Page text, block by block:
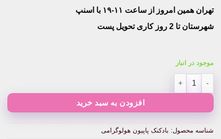
تهران همین امروز از ساعت ۱۱-۱۹ با اسنپ
شهرستان تا 2 روز کاری تحویل پست
موجود در انبار
بادکنک پاپیون هولوگرامی عدد
افزودن به سبد خرید
شناسه محصول: بادکنک پاپیون هولوگرامی